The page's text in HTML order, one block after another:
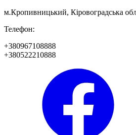
м.Кропивницький, Кіровоградська
Телефон:
+380967108888
+380522210888